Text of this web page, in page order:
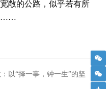
敞的公路，似乎若有所
……
以“择一事，钟一生”的坚